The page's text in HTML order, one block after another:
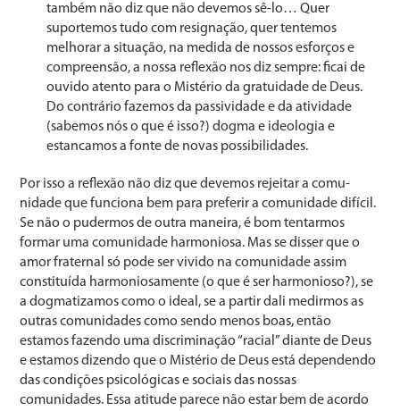
também não diz que não devemos sê-lo… Quer
suportemos tudo com resignação, quer tentemos
melhorar a situação, na medi­da de nossos esforços e
compreensão, a nossa reflexão nos diz sempre: ficai de
ouvido atento para o Mistério da gratuidade de Deus.
Do contrário fazemos da passivida­de e da atividade
(sabemos nós o que é isso?) dogma e ideo­logia e
estancamos a fonte de novas possibilidades.
Por isso a reflexão não diz que devemos rejeitar a comu­
nidade que funciona bem para preferir a comunidade di­fícil.
Se não o pudermos de outra maneira, é bom tentar­mos
formar uma comunidade harmoniosa. Mas se disser que o
amor fraternal só pode ser vivido na comunidade assim
constituída harmoniosamente (o que é ser harmo­nioso?), se
a dogmatizamos como o ideal, se a partir da­li medirmos as
outras comunidades como sendo menos boas, então
estamos fazendo uma discriminação “racial” diante de Deus
e estamos dizendo que o Mistério de Deus está dependendo
das condições psicológicas e so­ciais das nossas
comunidades. Essa atitude parece não es­tar bem de acordo